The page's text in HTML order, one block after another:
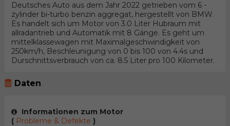
Deutsches Auto aus dem Jahr 2022 getrieben vom 6 -
zylinder bi-turbo benzin aggregat, hergestellt von BMW.
Es handelt sich um Motor von 3.0 Liter Hubraum mit
allradantrieb und Automatik mit 8 Gänge. Es geht um
mittelklassewagen mit Maximalgeschwindigkeit von
250km/h, Beschleunigung von 0 bis 100 von 4.4s und
Durschnittsverbrauch von ca. 8.5 Liter pro 100 Kilometer.
Daten
Informationen zum Motor
(Probleme & Defekte )